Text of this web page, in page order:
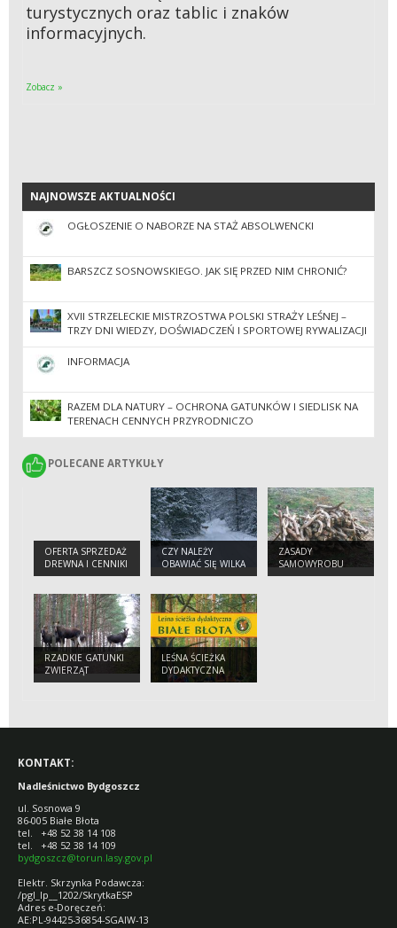
turystycznych oraz tablic i znaków
informacyjnych.
Zobacz »
NAJNOWSZE AKTUALNOŚCI
NAJNOWSZE AKTUALNOŚCI
OGŁOSZENIE O NABORZE NA STAŻ ABSOLWENCKI
BARSZCZ SOSNOWSKIEGO. JAK SIĘ PRZED NIM CHRONIĆ?
XVII STRZELECKIE MISTRZOSTWA POLSKI STRAŻY LEŚNEJ –
TRZY DNI WIEDZY, DOŚWIADCZEŃ I SPORTOWEJ RYWALIZACJI
INFORMACJA
RAZEM DLA NATURY – OCHRONA GATUNKÓW I SIEDLISK NA
TERENACH CENNYCH PRZYRODNICZO
POLECANE ARTYKUŁY
POLECANE ARTYKUŁY
OFERTA SPRZEDAŻ
DREWNA I CENNIKI
CZY NALEŻY
OBAWIAĆ SIĘ WILKA
W LESIE ?
ZASADY
SAMOWYROBU
DREWNA
RZADKIE GATUNKI
ZWIERZĄT
CZĘSTSZE POD
LEŚNA ŚCIEŻKA
DYDAKTYCZNA
BIAŁE BŁOTA
KONTAKT:
Nadleśnictwo Bydgoszcz
ul. Sosnowa 9
86-005 Białe Błota
tel. +48 52 38 14 108
tel. +48 52 38 14 109
bydgoszcz@torun.lasy.gov.pl
Elektr. Skrzynka Podawcza:
/pgl_lp__1202/SkrytkaESP
Adres e-Doręczeń:
AE:PL-94425-36854-SGAIW-13